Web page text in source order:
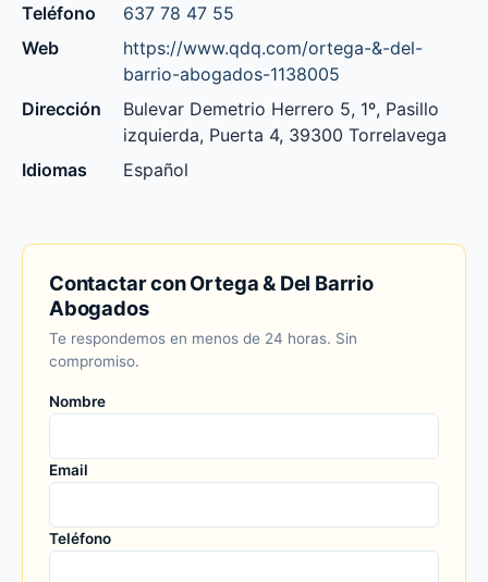
Teléfono
637 78 47 55
Web
https://www.qdq.com/ortega-&-del-
barrio-abogados-1138005
Dirección
Bulevar Demetrio Herrero 5, 1º, Pasillo
izquierda, Puerta 4, 39300 Torrelavega
Idiomas
Español
Contactar con Ortega & Del Barrio
Abogados
Te respondemos en menos de 24 horas. Sin
compromiso.
Nombre
Email
Teléfono